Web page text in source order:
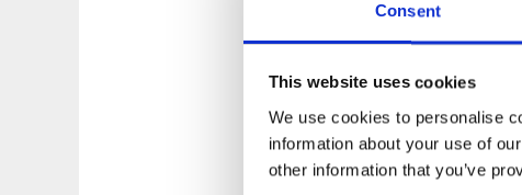
Consent
This website uses cookies
We use cookies to personalise
information about your use of
other information that you’ve
Sommartid